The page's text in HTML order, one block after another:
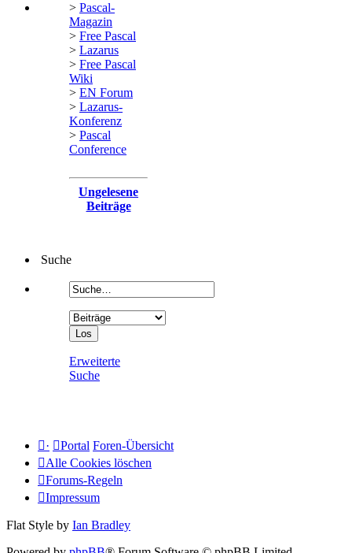
> Pascal-
Magazin
> Free Pascal
> Lazarus
> Free Pascal
Wiki
> EN Forum
> Lazarus-
Konferenz
> Pascal
Conference
Ungelesene
Beiträge
Suche
Erweiterte
Suche
· Portal Foren-Übersicht
Alle Cookies löschen
Forums-Regeln
Impressum
Flat Style by Ian Bradley